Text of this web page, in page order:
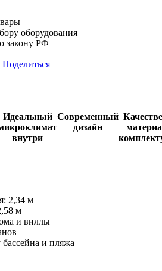
оборудования
закону РФ
Поделиться
Идеальный
внутри
Современный
дизайн
2,34 м
м
и виллы
и пляжа